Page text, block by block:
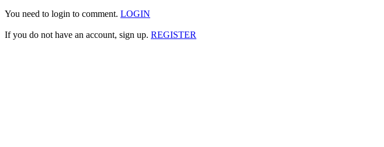
You need to login to comment. LOGIN
If you do not have an account, sign up. REGISTER